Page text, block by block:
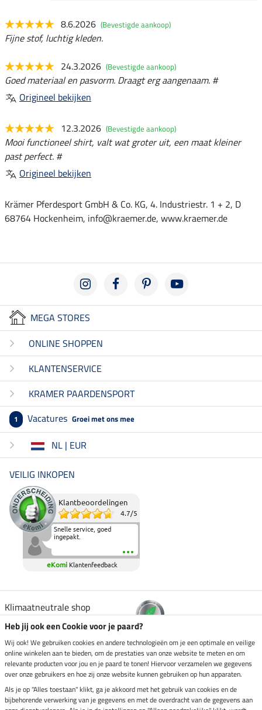
8.6.2026 (Bevestigde aankoop)
Fijne stof, luchtig kleden.
24.3.2026 (Bevestigde aankoop)
Goed materiaal en pasvorm. Draagt erg aangenaam. #
Origineel bekijken
12.3.2026 (Bevestigde aankoop)
Mooi functioneel shirt, valt wat groter uit, een maat kleiner
past perfect. #
Origineel bekijken
Krämer Pferdesport GmbH & Co. KG, 4. Industriestr. 1 + 2, D
68764 Hockenheim, info@kraemer.de, www.kraemer.de
MEGA STORES
ONLINE SHOPPEN
KLANTENSERVICE
KRAMER PAARDENSPORT
1 Vacatures Groei met ons mee
NL | EUR
VEILIG INKOPEN
Klantbeoordelingen
4.7/5
Snelle service, goed
ingepakt.
eKomi Klantenfeedback
Klimaatneutrale shop
Verzending per
Veilig betalen met
Heb jij ook een Cookie voor je paard?
Wij ook! We gebruiken cookies en andere technologieën om je een optimale en veilige
online winkelen aan te bieden, om de prestaties van onze website te meten en om
relevante producten voor jou en je paard te tonen! Hiervoor verzamelen we gegevens
over onze gebruikers en hoe zij onze website kunnen gebruiken op hun apparaten.
Als je op "Alles toestaan" klikt, ga je akkoord met het gebruik van cookies en de
bijbehorende verwerking van je gegevens en met de overdracht van de gegevens aan